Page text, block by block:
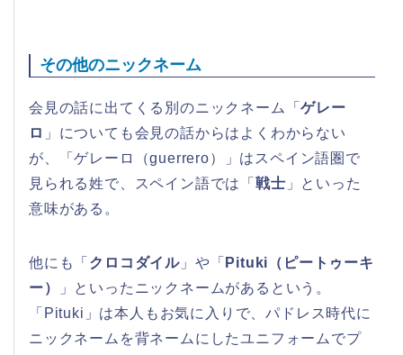
その他のニックネーム
会見の話に出てくる別のニックネーム「ゲレー
ロ 」についても会見の話からはよくわからない
が、「ゲレーロ（guerrero）」はスペイン語圏で
見られる姓で、スペイン語では「 戦士 」といった
意味がある。
他にも「 クロコダイル 」や「 Pituki（ピートゥーキ
ー）
」といったニックネームがあるという。
「Pituki」は本人もお気に入りで、パドレス時代に
ニックネームを背ネームにしたユニフォームでプ